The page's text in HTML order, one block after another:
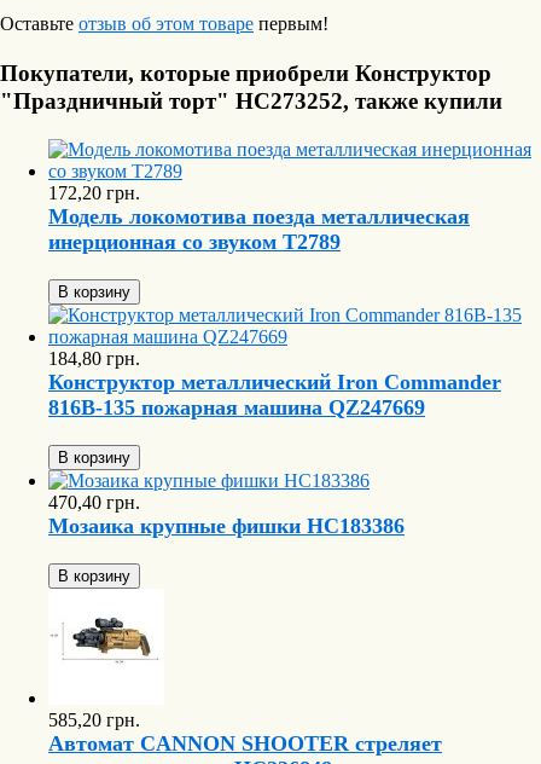
Оставьте отзыв об этом товаре первым!
Покупатели, которые приобрели Конструктор
"Праздничный торт" HC273252, также купили
172,20 грн.
Модель локомотива поезда металлическая
инерционная со звуком T2789
В корзину
184,80 грн.
Конструктор металлический Iron Commander
816B-135 пожарная машина QZ247669
В корзину
470,40 грн.
Мозаика крупные фишки HC183386
В корзину
585,20 грн.
Автомат CANNON SHOOTER стреляет